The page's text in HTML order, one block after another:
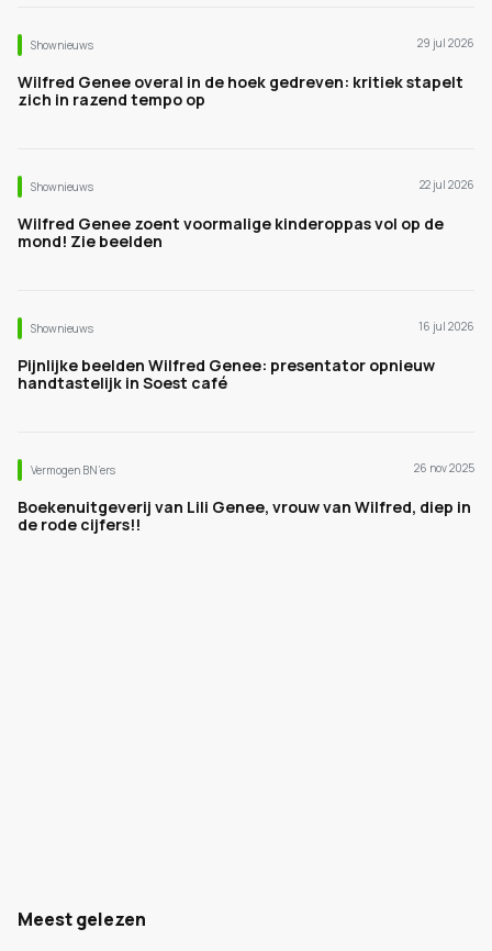
Shownieuws 29 jul 2026
Wilfred Genee overal in de hoek gedreven: kritiek stapelt
zich in razend tempo op
Shownieuws 22 jul 2026
Wilfred Genee zoent voormalige kinderoppas vol op de
mond! Zie beelden
Shownieuws 16 jul 2026
Pijnlijke beelden Wilfred Genee: presentator opnieuw
handtastelijk in Soest café
Vermogen BN’ers 26 nov 2025
Boekenuitgeverij van Lili Genee, vrouw van Wilfred, diep in
de rode cijfers!!
Meest gelezen